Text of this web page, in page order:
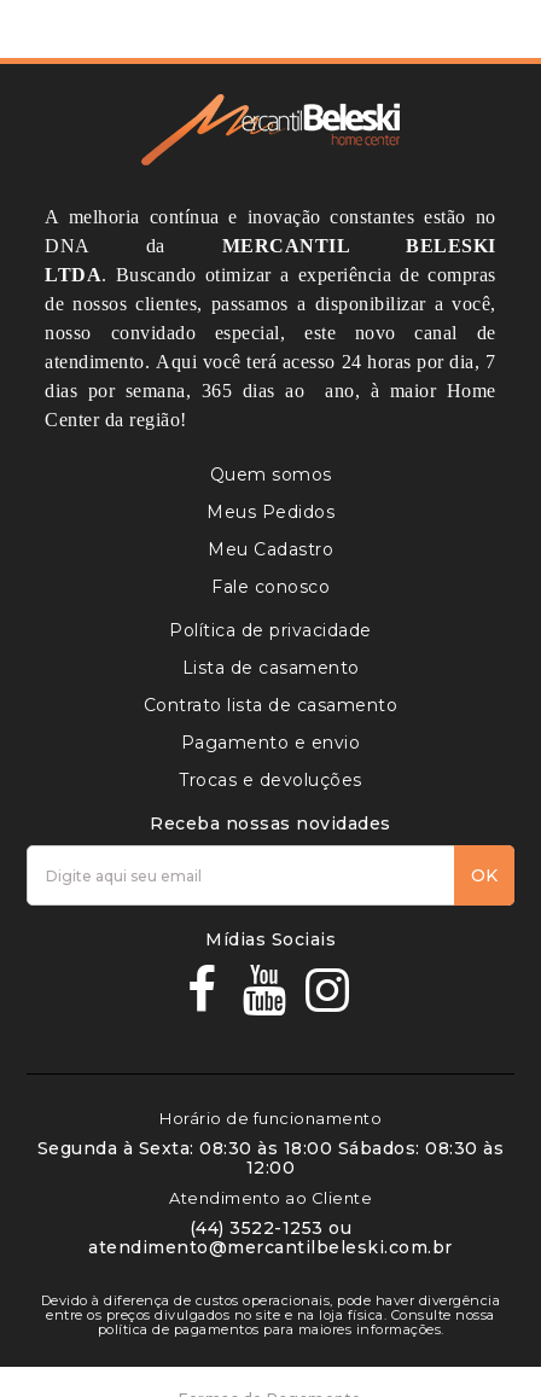
A melhoria contínua e inovação constantes estão no
DNA da MERCANTIL BELESKI
LTDA. Buscando otimizar a experiência de compras
de nossos clientes, passamos a disponibilizar a você,
nosso convidado especial, este novo canal de
atendimento. Aqui você terá acesso 24 horas por dia, 7
dias por semana, 365 dias ao ano, à maior Home
Center da região!
Quem somos
Meus Pedidos
Meu Cadastro
Fale conosco
Política de privacidade
Lista de casamento
Contrato lista de casamento
Pagamento e envio
Trocas e devoluções
Receba nossas novidades
OK
Mídias Sociais
Horário de funcionamento
Segunda à Sexta: 08:30 às 18:00 Sábados: 08:30 às
12:00
Atendimento ao Cliente
(44) 3522-1253 ou
atendimento@mercantilbeleski.com.br
Devido à diferença de custos operacionais, pode haver divergência
entre os preços divulgados no site e na loja física. Consulte nossa
política de pagamentos para maiores informações.